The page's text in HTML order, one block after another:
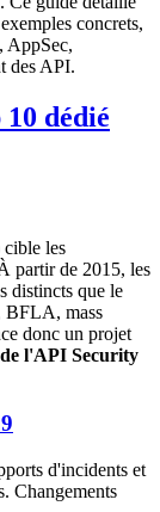
concrets,
AppSec,
des API.
dédié
les
partir de 2015, les
distincts que le
BFLA, mass
donc un projet
l'API Security
d'incidents et
Changements